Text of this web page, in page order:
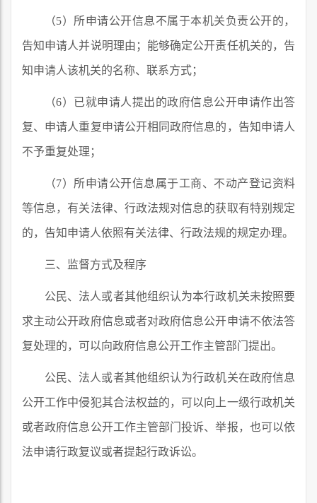
（5）所申请公开信息不属于本机关负责公开的，
告知申请人并说明理由；能够确定公开责任机关的，告
知申请人该机关的名称、联系方式；
（6）已就申请人提出的政府信息公开申请作出答
复、申请人重复申请公开相同政府信息的，告知申请人
不予重复处理；
（7）所申请公开信息属于工商、不动产登记资料
等信息，有关法律、行政法规对信息的获取有特别规定
的，告知申请人依照有关法律、行政法规的规定办理。
三、监督方式及程序
公民、法人或者其他组织认为本行政机关未按照要
求主动公开政府信息或者对政府信息公开申请不依法答
复处理的，可以向政府信息公开工作主管部门提出。
公民、法人或者其他组织认为行政机关在政府信息
公开工作中侵犯其合法权益的，可以向上一级行政机关
或者政府信息公开工作主管部门投诉、举报，也可以依
法申请行政复议或者提起行政诉讼。